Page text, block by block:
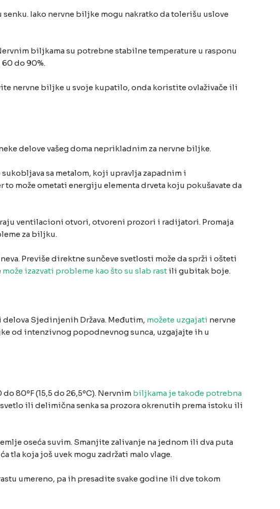
Iako nervne biljke mogu nakratko da tolerišu uslove
biljkama su potrebne stabilne temperature u rasponu
do 90%.
nervne biljke u svoje kupatilo, onda koristite ovlaživače ili
delove vašeg doma neprikladnim za nervne biljke.
sa metalom, koji upravlja zapadnim i
to može ometati energiju elementa drveta koju pokušavate da
ventilacioni otvori, otvoreni prozori i radijatori. Promaja
za biljku.
Previše direktne sunčeve svetlosti može da sprži i ošteti
može izazvati probleme kao što su slab rast ili gubitak boje.
Sjedinjenih Država. Međutim, možete uzgajati nervne
od intenzivnog popodnevnog sunca, uzgajajte ih u
80ºF (15,5 do 26,5ºC). Nervnim biljkama je takođe potrebna
ili delimična senka sa prozora okrenutih prema istoku ili
oseća suvim. Smanjite zalivanje na jednom ili dva puta
tla koja još uvek mogu zadržati malo vlage.
umereno, pa ih presadite svake godine ili dve tokom